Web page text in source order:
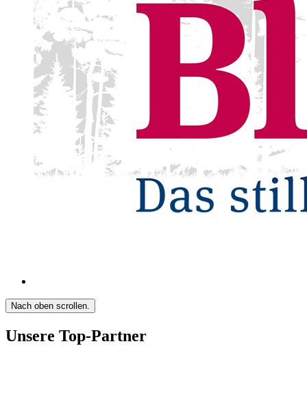
Nach oben scrollen.
Unsere Top-Partner